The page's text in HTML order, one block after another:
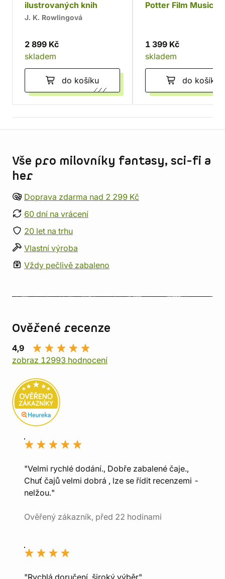
ilustrovaných knih
J. K. Rowlingová
2 899 Kč
skladem
do košíku
Potter Film Music
1 399 Kč
skladem
do košíku
Vše pro milovníky fantasy, sci-fi a
her
Doprava zdarma nad 2 299 Kč
60 dní na vrácení
20 let na trhu
Vlastní výroba
Vždy pečlivě zabaleno
Ověřené recenze
4,9
zobraz 12993 hodnocení
"Velmi rychlé dodání., Dobře zabalené čaje.,
Chuť čajů velmi dobrá , lze se řídit recenzemi -
nelžou."
Ověřený zákazník, před 22 hodinami
"Rychlá doručení, široký výběr"